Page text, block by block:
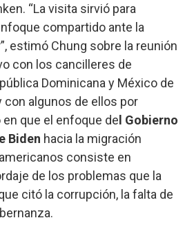
“La visita sirvió para
compartido ante la
estimó Chung sobre la reunión
con los cancilleres de
Dominicana y México de
con algunos de ellos por
que el enfoque de l Gobierno
Biden hacia la migración
consiste en
de los problemas que la
citó la corrupción, la falta de